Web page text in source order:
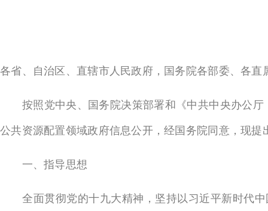
各省、自治区、直辖市人民政府，国务院各部委、各直
按照党中央、国务院决策部署和《中共中央办公厅
公共资源配置领域政府信息公开，经国务院同意，现提
一、指导思想
全面贯彻党的十九大精神，坚持以习近平新时代中